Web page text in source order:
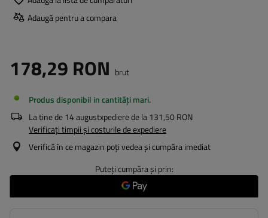
Adaugă pentru a compara
178,29 RON brut
Produs disponibil in cantități mari
La tine de14 augustxpediere de la131,50 RON
Verificați timpii și costurile de expediere
Verifică în ce magazin poți vedea și cumpăra imediat
Puteți cumpăra și prin: